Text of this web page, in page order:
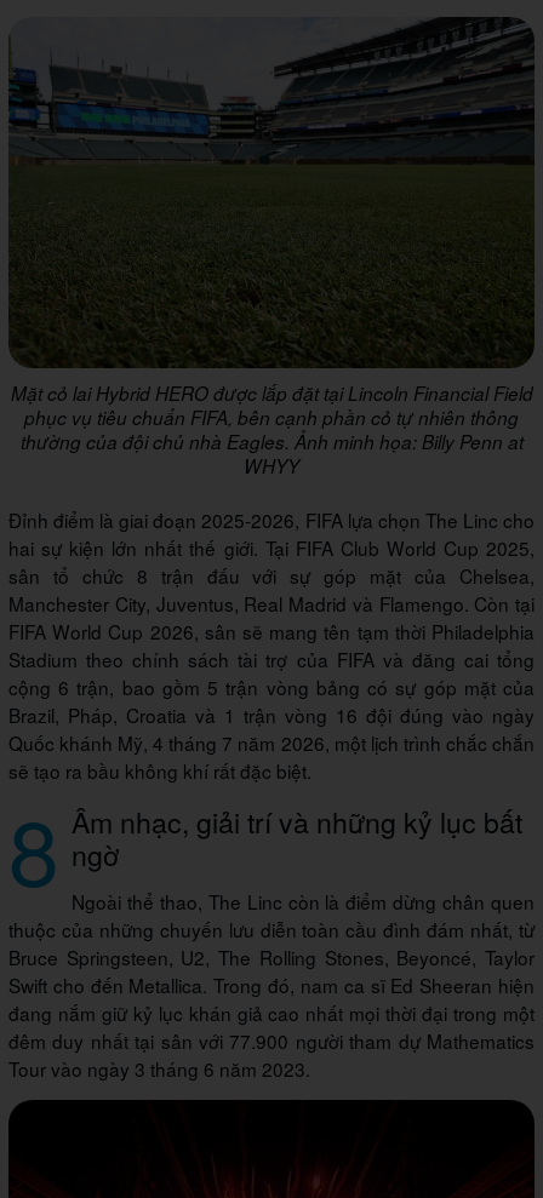
Mặt cỏ lai Hybrid HERO được lắp đặt tại Lincoln Financial Field
phục vụ tiêu chuẩn FIFA, bên cạnh phần cỏ tự nhiên thông
thường của đội chủ nhà Eagles. Ảnh minh họa: Billy Penn at
WHYY
Đỉnh điểm là giai đoạn 2025-2026, FIFA lựa chọn The Linc cho
hai sự kiện lớn nhất thế giới. Tại FIFA Club World Cup 2025,
sân tổ chức 8 trận đấu với sự góp mặt của Chelsea,
Manchester City, Juventus, Real Madrid và Flamengo. Còn tại
FIFA World Cup 2026, sân sẽ mang tên tạm thời Philadelphia
Stadium theo chính sách tài trợ của FIFA và đăng cai tổng
cộng 6 trận, bao gồm 5 trận vòng bảng có sự góp mặt của
Brazil, Pháp, Croatia và 1 trận vòng 16 đội đúng vào ngày
Quốc khánh Mỹ, 4 tháng 7 năm 2026, một lịch trình chắc chắn
sẽ tạo ra bầu không khí rất đặc biệt.
8 Âm nhạc, giải trí và những kỷ lục bất
ngờ
Ngoài thể thao, The Linc còn là điểm dừng chân quen
thuộc của những chuyến lưu diễn toàn cầu đình đám nhất, từ
Bruce Springsteen, U2, The Rolling Stones, Beyoncé, Taylor
Swift cho đến Metallica. Trong đó, nam ca sĩ Ed Sheeran hiện
đang nắm giữ kỷ lục khán giả cao nhất mọi thời đại trong một
đêm duy nhất tại sân với 77.900 người tham dự Mathematics
Tour vào ngày 3 tháng 6 năm 2023.